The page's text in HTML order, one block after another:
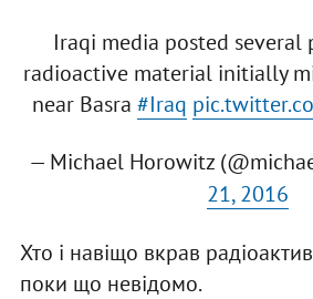
Iraqi media posted several
radioactive material initially
near Basra #Iraq
— Michael Horowitz
21, 2016
Хто і навіщо вкрав
поки що невідомо.